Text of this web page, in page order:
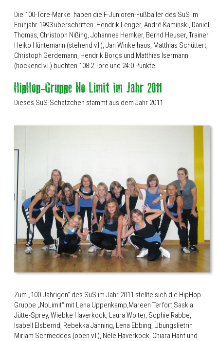
Die 100-Tore-Marke haben die F-Junioren-Fußballer des SuS im
Frühjahr 1993 überschritten: Hendrik Lenger, André Kaminski, Daniel
Thomas, Christoph Nißing, Johannes Hemker, Bernd Heuser, Trainer
Heiko Hüntemann (stehend v.l.), Jan Winkelhaus, Matthias Schüttert,
Christoph Gerdemann, Hendrik Borgs und Matthias Isermann
(hockend v.l.) buchten 108:2 Tore und 24:0 Punkte.
Dieses SuS-Schätzchen stammt aus dem Jahr 2011
Zum „100-Jährigen“ des SuS im Jahr 2011 stellte sich die HipHop-
Gruppe „NoLimit“ mit Lena Uppenkamp,Mareen Terfort,Saskia
Jütte-Sprey, Wiebke Haverkock, Laura Wolter, Sophie Rabbe,
Isabell Elsbernd, Rebekka Janning, Lena Ebbing, Übungslietrin
Miriam Schmeddes (oben v.l.), Nele Haverkock, Chiara Hanf und